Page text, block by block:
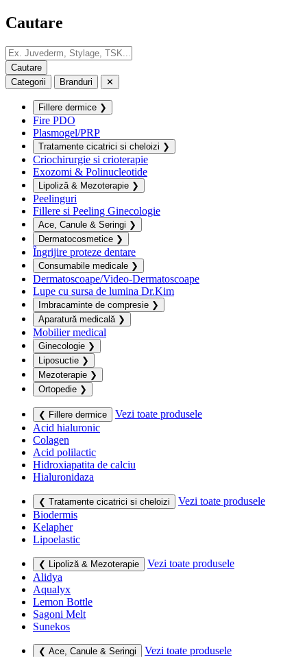
Cautare
Categorii Branduri ✕
Fillere dermice ❯
Fire PDO
Plasmogel/PRP
Tratamente cicatrici si cheloizi ❯
Criochirurgie si crioterapie
Exozomi & Polinucleotide
Lipoliză & Mezoterapie ❯
Peelinguri
Fillere si Peeling Ginecologie
Ace, Canule & Seringi ❯
Dermatocosmetice ❯
Îngrijire proteze dentare
Consumabile medicale ❯
Dermatoscoape/Video-Dermatoscoape
Lupe cu sursa de lumina Dr.Kim
Imbracaminte de compresie ❯
Aparatură medicală ❯
Mobilier medical
Ginecologie ❯
Liposuctie ❯
Mezoterapie ❯
Ortopedie ❯
❮ Fillere dermice
Vezi toate produsele
Acid hialuronic
Colagen
Acid polilactic
Hidroxiapatita de calciu
Hialuronidaza
❮ Tratamente cicatrici si cheloizi
Vezi toate produsele
Biodermis
Kelapher
Lipoelastic
❮ Lipoliză & Mezoterapie
Vezi toate produsele
Alidya
Aqualyx
Lemon Bottle
Sagoni Melt
Sunekos
❮ Ace, Canule & Seringi
Vezi toate produsele